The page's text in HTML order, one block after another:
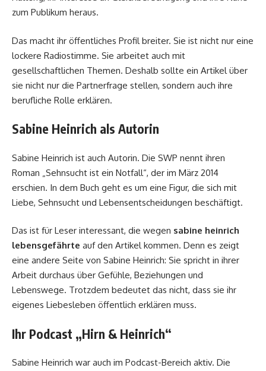
zum Publikum heraus.
Das macht ihr öffentliches Profil breiter. Sie ist nicht nur eine
lockere Radiostimme. Sie arbeitet auch mit
gesellschaftlichen Themen. Deshalb sollte ein Artikel über
sie nicht nur die Partnerfrage stellen, sondern auch ihre
berufliche Rolle erklären.
Sabine Heinrich als Autorin
Sabine Heinrich ist auch Autorin. Die SWP nennt ihren
Roman „Sehnsucht ist ein Notfall“, der im März 2014
erschien. In dem Buch geht es um eine Figur, die sich mit
Liebe, Sehnsucht und Lebensentscheidungen beschäftigt.
Das ist für Leser interessant, die wegen sabine heinrich
lebensgefährte auf den Artikel kommen. Denn es zeigt
eine andere Seite von Sabine Heinrich: Sie spricht in ihrer
Arbeit durchaus über Gefühle, Beziehungen und
Lebenswege. Trotzdem bedeutet das nicht, dass sie ihr
eigenes Liebesleben öffentlich erklären muss.
Ihr Podcast „Hirn & Heinrich“
Sabine Heinrich war auch im Podcast-Bereich aktiv. Die